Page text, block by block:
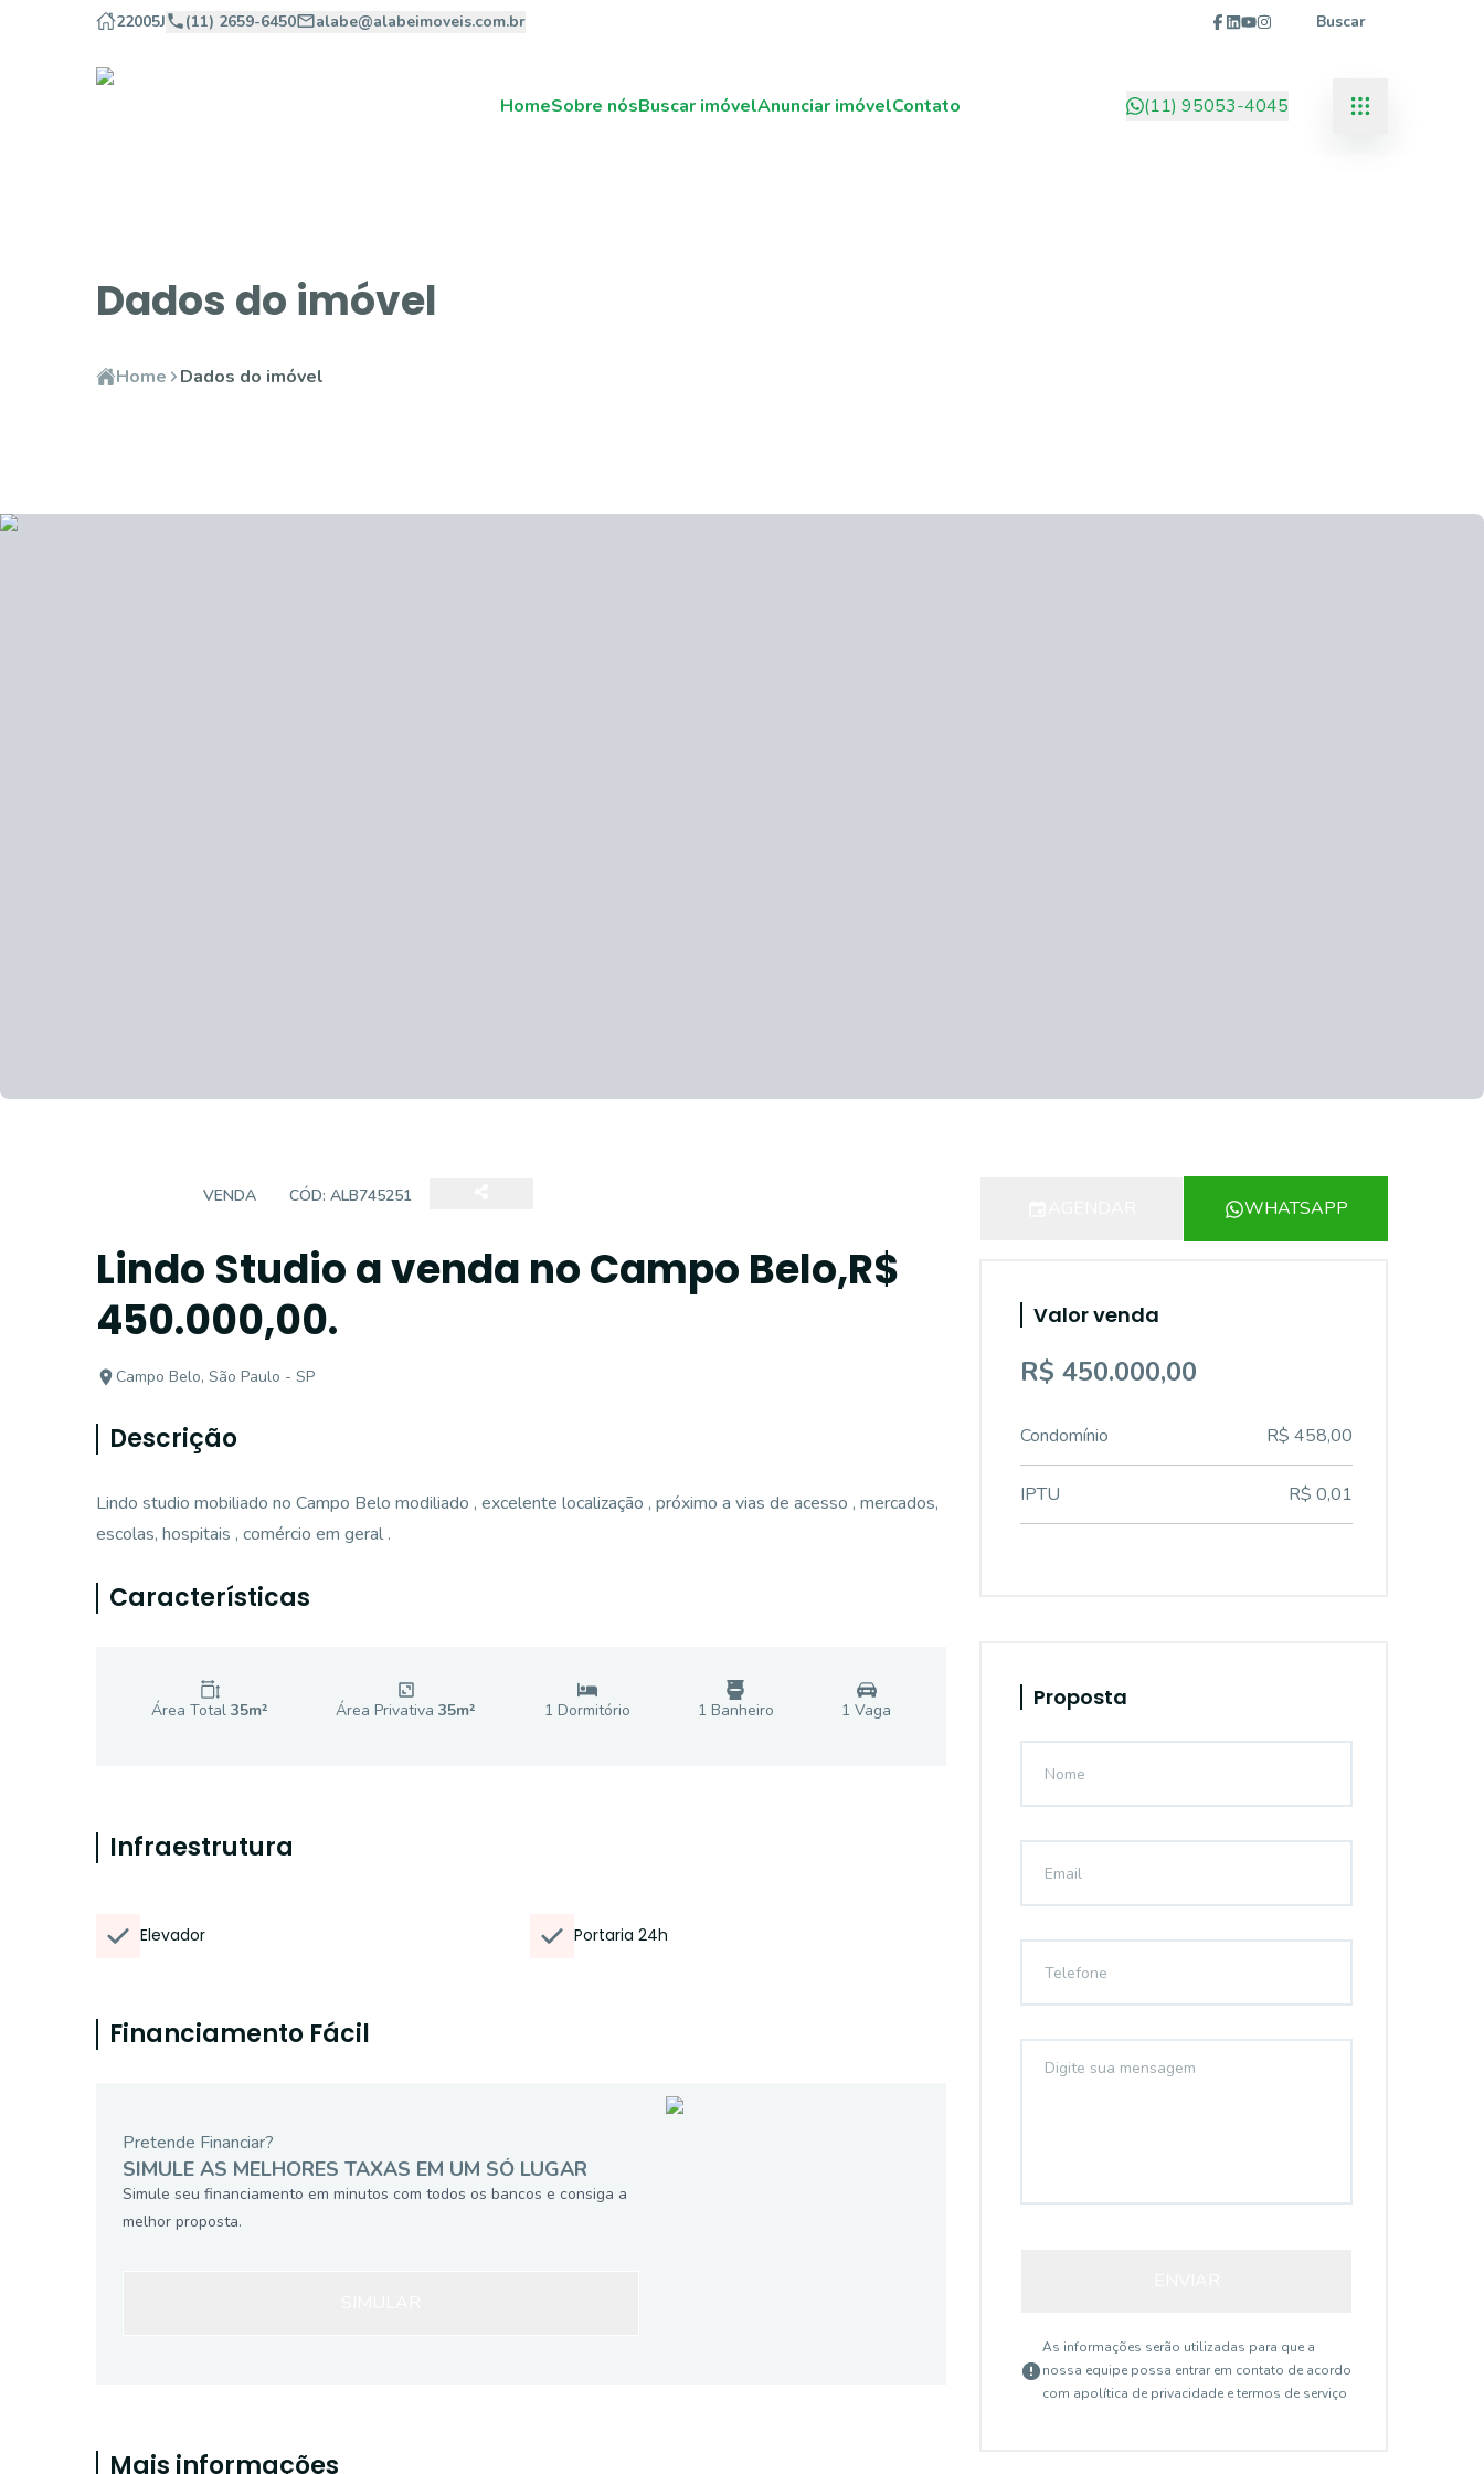
22005J (11) 2659-6450 alabe@alabeimoveis.com.br Buscar
HomeSobre nósBuscar imóvelAnunciar imóvelContato (11) 95053-4045
Dados do imóvel
Home Dados do imóvel
VENDA CÓD: ALB745251
Lindo Studio a venda no Campo Belo,R$
450.000,00.
Campo Belo, São Paulo - SP
Descrição
Lindo studio mobiliado no Campo Belo modiliado , excelente localização , próximo a vias de acesso , mercados,
escolas, hospitais , comércio em geral .
Características
Área Total 35m² Área Privativa35m² 1 Dormitório 1 Banheiro 1 Vaga
Infraestrutura
Elevador Portaria 24h
Financiamento Fácil
Pretende Financiar?
SIMULE AS MELHORES TAXAS EM UM SÓ LUGAR
Simule seu financiamento em minutos com todos os bancos e consiga a
melhor proposta.
Mais informações
WHATSAPP
Valor venda
R$ 450.000,00
Condomínio R$ 458,00
IPTU R$ 0,01
Proposta
As informações serão utilizadas para que a
nossa equipe possa entrar em contato de acordo
com apolítica de privacidade e termos de serviço